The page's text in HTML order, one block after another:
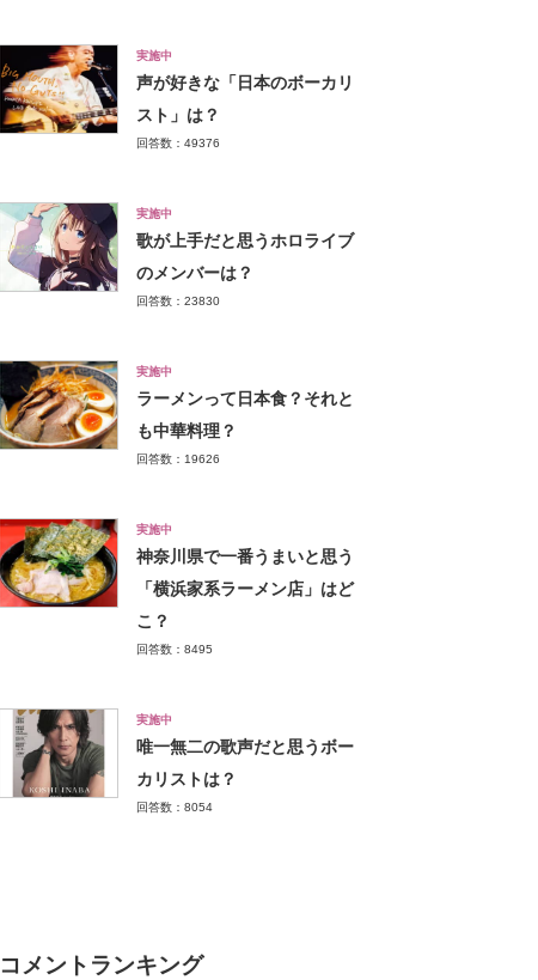
実施中
声が好きな「日本のボーカリ
スト」は？
回答数：49376
実施中
歌が上手だと思うホロライブ
のメンバーは？
回答数：23830
実施中
ラーメンって日本食？それと
も中華料理？
回答数：19626
実施中
神奈川県で一番うまいと思う
「横浜家系ラーメン店」はど
こ？
回答数：8495
実施中
唯一無二の歌声だと思うボー
カリストは？
回答数：8054
コメントランキング